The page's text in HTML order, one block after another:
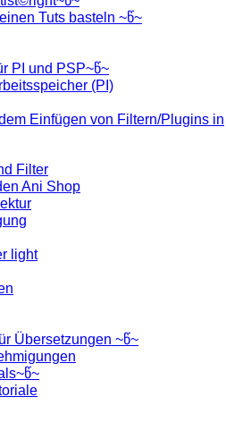
Tuts basteln ~წ~
PI und PSP~წ~
(PI)
Einfügen von Filtern/Plugins in
Filter
Ani Shop
light
Übersetzungen ~წ~